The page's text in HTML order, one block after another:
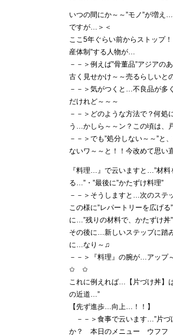
いつの間にか～～”モノ”が増え
ですが…＞＜
ここ5年ぐらい前からストップ
産体制”する人物が…
－－＞例えば”骨董品”アジアの
古く見せかけ～～売るらしいと
－－＞気がつくと…不良品が多
だけれど～～～
－－＞どのような方法で？何
う…かしら～～ン？この頃は、
－－＞でも”処分しない～～”と
ないワ～～と！！今改めて思い
『料理…』で云いますと…”材料
る…”・”最後に”かたずけ料理”
－－＞そうしますと…次のステ
この様に”レパートリーを広げ
に…”残りの材料で、かたずけ丼
その後に…新しいステップに踏
に…なり～♫
－－＞『料理』の腕が…アップ
✩ ✩
これに例えれば…【片づけ丼】
の近道…”
【先ず進歩…向上…！！】
－－＞食事で云います…”片づ
か？ 本日のメニュー ウフフ